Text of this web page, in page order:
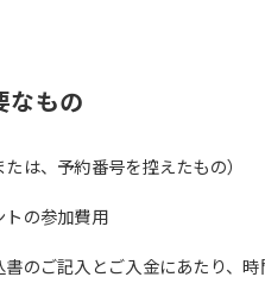
なもの
は、予約番号を控えたもの）
トの参加費用
のご記入とご入金にあたり、時
The